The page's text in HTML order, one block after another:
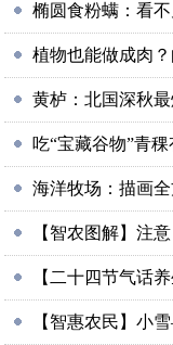
椭圆食粉螨：看
植物也能做成肉
黄栌：北国深秋
吃“宝藏谷物”青
海洋牧场：描画
【智农图解】注
【二十四节气话
【智惠农民】小